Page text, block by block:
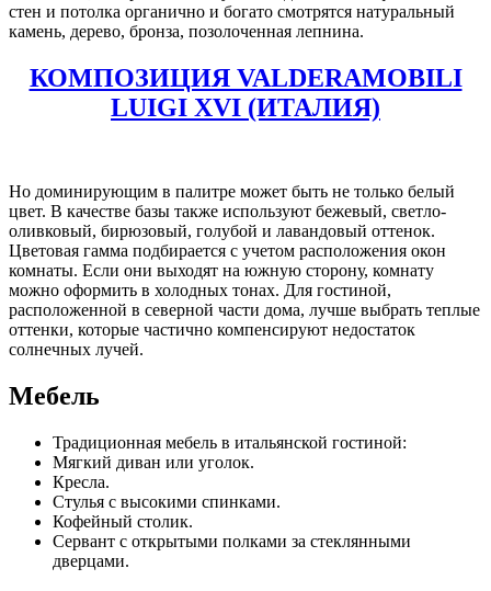
стен и потолка органично и богато смотрятся натуральный
камень, дерево, бронза, позолоченная лепнина.
КОМПОЗИЦИЯ VALDERAMOBILI
LUIGI XVI (ИТАЛИЯ)
Но доминирующим в палитре может быть не только белый
цвет. В качестве базы также используют бежевый, светло-
оливковый, бирюзовый, голубой и лавандовый оттенок.
Цветовая гамма подбирается с учетом расположения окон
комнаты. Если они выходят на южную сторону, комнату
можно оформить в холодных тонах. Для гостиной,
расположенной в северной части дома, лучше выбрать теплые
оттенки, которые частично компенсируют недостаток
солнечных лучей.
Мебель
Традиционная мебель в итальянской гостиной:
Мягкий диван или уголок.
Кресла.
Стулья с высокими спинками.
Кофейный столик.
Сервант с открытыми полками за стеклянными
дверцами.